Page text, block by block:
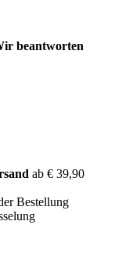
beantworten
ab € 39,90
Bestellung